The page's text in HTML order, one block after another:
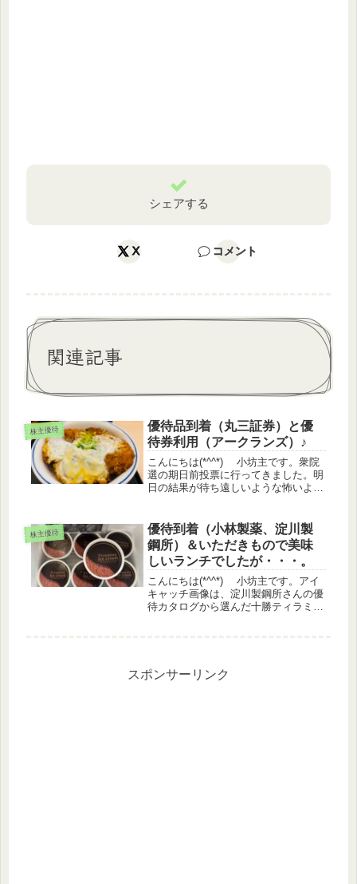
シェアする
X コメント
関連記事
株主優待
優待品到着（丸三証券）と優
待券利用（アークランズ）♪
こんにちは(*^^*) 小坊主です。衆院
選の期日前投票に行ってきました。明
日の結果が待ち遠しいような怖いよう
着 丸三証券３月権利 丸三証券
（8613）から山本山の海苔が...
株主優待
優待到着（小林製薬、淀川製
鋼所）＆いただきもので美味
しいランチでしたが・・・。
こんにちは(*^^*) 小坊主です。アイ
キャッチ画像は、淀川製鋼所さんの優
待カタログから選んだ十勝ティラミス
スポンサーリンク